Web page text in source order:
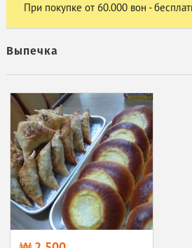
При покупке от 60.000 вон -
Выпечка